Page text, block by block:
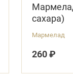
сахара)
Мармелад
260 ₽